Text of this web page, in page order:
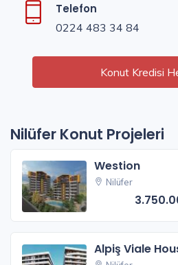
Telefon
0224 483 34 84
Konut Kredisi
Nilüfer Konut Projeleri
Westion
Nilüfer
Alpiş Viale